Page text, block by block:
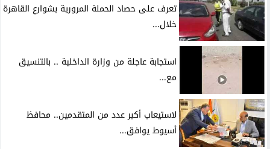
تعرف على حصاد الحملة المرورية بشوارع القاهرة
خلال...
استجابة عاجلة من وزارة الداخلية .. بالتنسيق
مع...
لاستيعاب أكبر عدد من المتقدمين.. محافظ
أسيوط يوافق...